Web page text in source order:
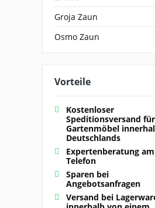
Groja Zaun
Osmo Zaun
Vorteile
Kostenloser
Speditionsversand für
Gartenmöbel
Deutschlands
Expertenberatung am
Telefon
Sparen bei
Angebotsanfragen
Versand bei